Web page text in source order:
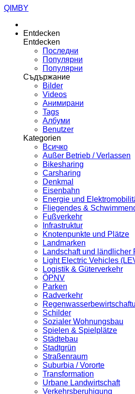
QIMBY
Entdecken
Entdecken
Последни
Популярни
Популярни
Съдържание
Bilder
Videos
Анимирани
Tags
Албуми
Benutzer
Kategorien
Всичко
Außer Betrieb / Verlassen
Bikesharing
Carsharing
Denkmal
Eisenbahn
Energie und
Fliegendes &
Fußverkehr
Infrastruktur
Knotenpunkte und Plätze
Landmarken
Landschaft und ländlicher
Light Electric Vehicles
Logistik & Güterverkehr
ÖPNV
Parken
Radverkehr
Schilder
Sozialer Wohnungsbau
Spielen & Spielplätze
Städtebau
Stadtgrün
Straßenraum
Suburbia / Vororte
Transformation
Urbane Landwirtschaft
Verkehrsberuhigung